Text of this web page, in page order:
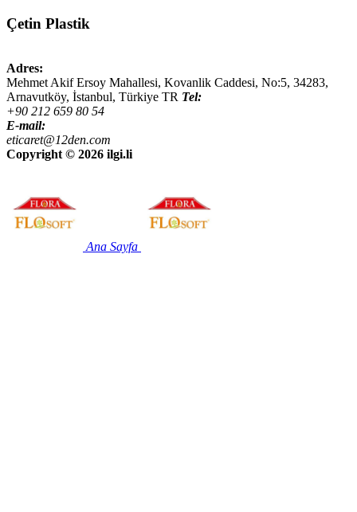
Çetin Plastik
Adres:
Mehmet Akif Ersoy Mahallesi, Kovanlik Caddesi, No:5, 34283,
Arnavutköy, İstanbul, Türkiye TR Tel:
+90 212 659 80 54
E-mail:
eticaret@12den.com
Copyright © 2026 ilgi.li
Ana Sayfa